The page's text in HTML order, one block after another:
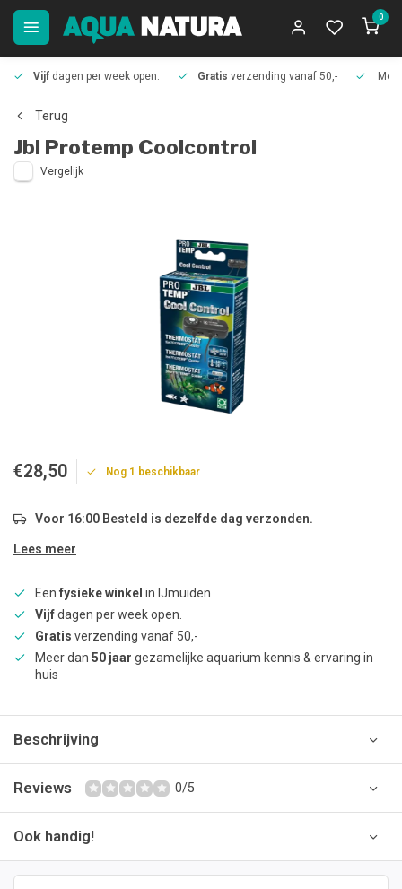
0
Vijf dagen per week open. Gratis verzending vanaf 50,-
Terug
Jbl Protemp Coolcontrol
Vergelijk
€28,50 Nog 1 beschikbaar
Voor 16:00 Besteld is dezelfde dag verzonden.
Lees meer
Een fysieke winkel in IJmuiden
Vijfdagen per week open.
Gratis verzending vanaf 50,-
Meer dan 50 jaar gezamelijke aquarium kennis & ervaring in
huis
Beschrijving
Reviews 0/5
Ook handig!